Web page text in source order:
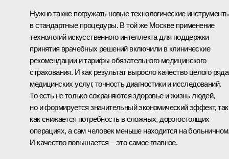
Нужно также погружать новые технологические
в стандартные процедуры. В той же Москве применение
технологий искусственного интеллекта для поддержки
принятия врачебных решений включили в клинические
рекомендации и тарифы обязательного медицинского
страхования. И как результат выросло качество целого ряда
медицинских услуг, точность диагностики и исследований.
То есть не только сохраняются здоровье и жизнь людей,
но и формируется значительный экономический эффект, так
как снижается потребность в сложных, дорогостоящих
операциях, а сам человек меньше находится на
И качество повышается – это самое главное.